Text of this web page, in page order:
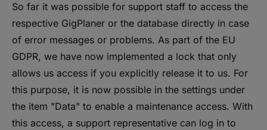
So far it was possible for support staff to access the
respective GigPlaner or the database directly in case
of error messages or problems. As part of the EU
GDPR, we have now implemented a lock that only
allows us access if you explicitly release it to us. For
this purpose, it is now possible in the settings under
the item "Data" to enable a maintenance access. With
this access, a support representative can log in to